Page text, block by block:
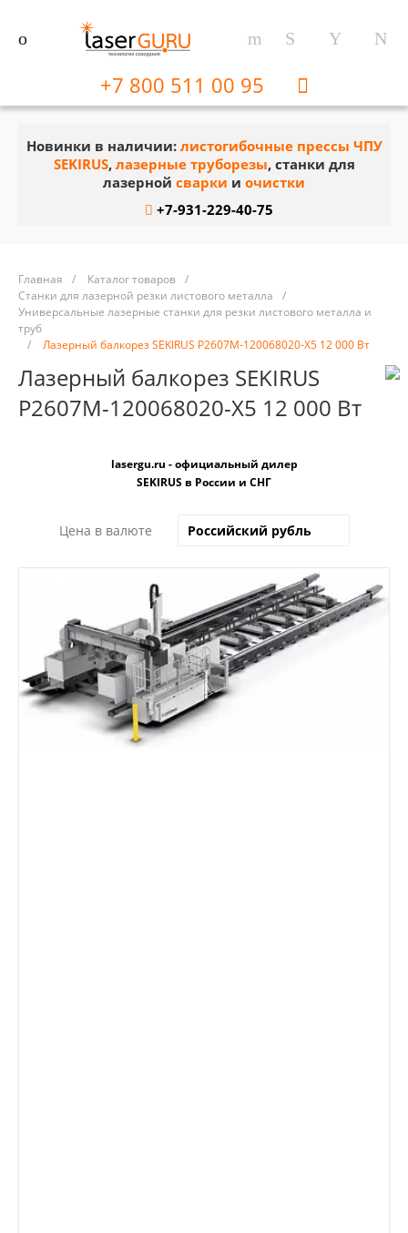
+7 800 511 00 95
Новинки в наличии: листогибочные прессы ЧПУ
SEKIRUS, лазерные труборезы, станки для
лазерной сварки и очистки
+7-931-229-40-75
Главная / Каталог товаров /
Станки для лазерной резки листового металла
/
Универсальные лазерные станки для резки листового металла и
труб
/
Лазерный балкорез SEKIRUS P2607M-120068020-X5 12 000 Вт
Лазерный балкорез SEKIRUS
P2607M-120068020-X5 12 000 Вт
Цена в валюте
lasergu.ru - официальный дилер
SEKIRUS в России и СНГ